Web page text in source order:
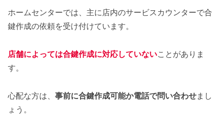
ホームセンターでは、主に店内のサービスカウンターで合
鍵作成の依頼を受け付けています。
店舗によっては合鍵作成に対応していないことがありま
す。
心配な方は、 事前に合鍵作成可能か電話で問い合わせまし
ょう。